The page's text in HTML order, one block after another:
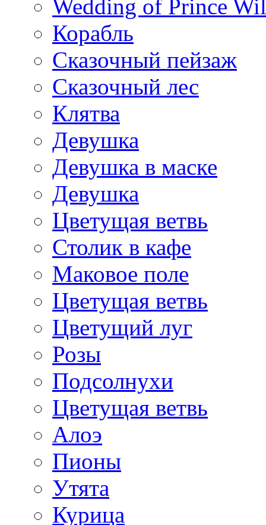
Wedding of Prince
Корабль
Сказочный пейзаж
Сказочный лес
Клятва
Девушка
Девушка в маске
Девушка
Цветущая ветвь
Столик в кафе
Маковое поле
Цветущая ветвь
Цветущий луг
Розы
Подсолнухи
Цветущая ветвь
Алоэ
Пионы
Утята
Курица